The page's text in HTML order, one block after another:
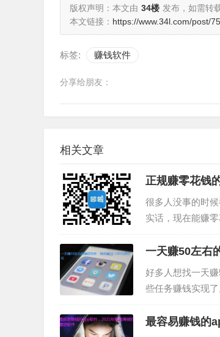
版权声明：本文由 34楼 发布，如需转
本文链接： https://www.34l.com/post/
标签: 赚钱软件
分享给朋友：
相关文章
正规赚零花钱
很多人没事的时
实话，现在能赚
所以，今天小编
一天赚50左右
好多人想找一天
些任务赚钱实现
超轻松，感兴趣
最容易赚钱的